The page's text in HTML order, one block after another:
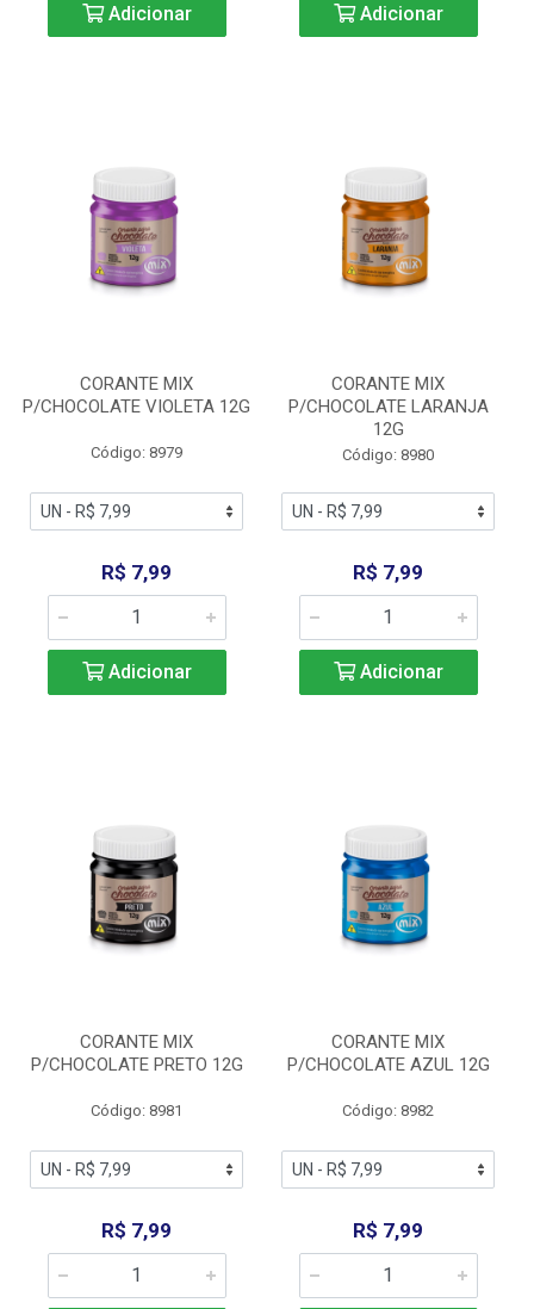
Adicionar Adicionar
CORANTE MIX
P/CHOCOLATE VIOLETA 12G
Código: 8979
R$ 7,99
Adicionar
CORANTE MIX
P/CHOCOLATE LARANJA
12G
Código: 8980
R$ 7,99
Adicionar
CORANTE MIX
P/CHOCOLATE PRETO 12G
Código: 8981
R$ 7,99
CORANTE MIX
P/CHOCOLATE AZUL 12G
Código: 8982
R$ 7,99